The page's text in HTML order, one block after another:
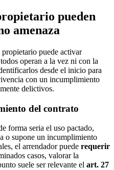
pueden
amenaza
puede activar
operan a la vez ni con la
desde el inicio para
con un incumplimiento
delictivos.
del contrato
forma seria el uso pactado,
o supone un incumplimiento
el arrendador puede requerir
casos, valorar la
suele ser relevante el art. 27